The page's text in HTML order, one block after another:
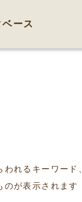
ース
われるキーワー
が表示されます